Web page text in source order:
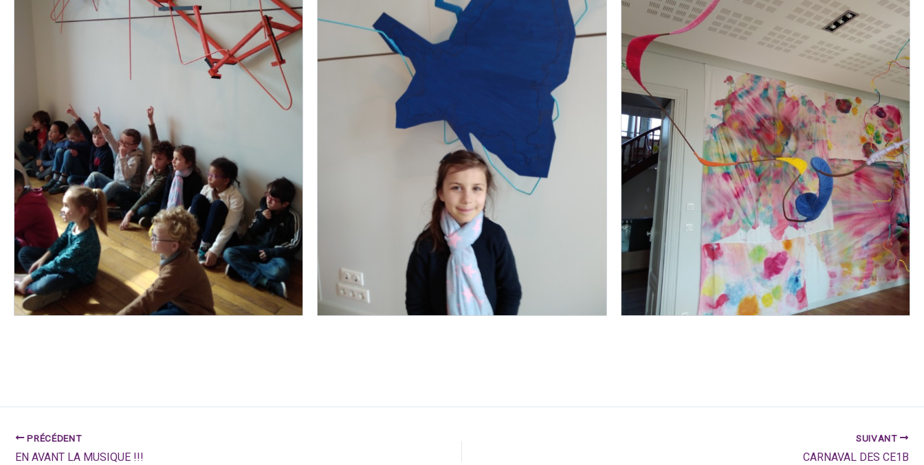
PRÉCÉDENT
EN AVANT LA MUSIQUE !!!
SUIVANT
CARNAVAL DES CE1B